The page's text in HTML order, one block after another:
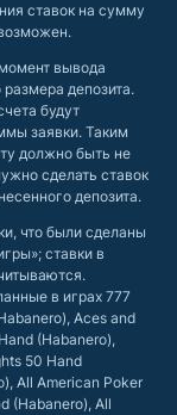
ставок на сумму
вывода
депозита.
будут
заявки. Таким
должно быть не
сделать ставок
депозита.
что были сделаны
ставки в
в играх 777
Aces and
(Habanero),
50 Hand
All American Poker
(Habanero), All